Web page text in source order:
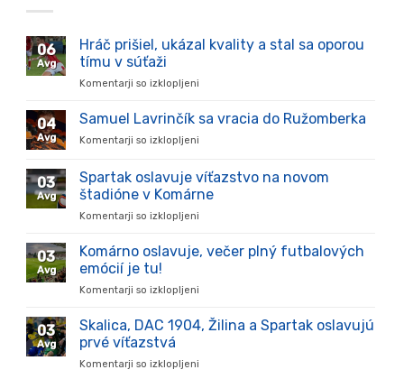
06
Avg
Hráč prišiel, ukázal kvality a stal sa oporou
tímu v súťaži
Komentarji so izklopljeni
prišiel,
stal
sa
súťaži
04
Avg
Samuel Lavrinčík sa vracia do Ružomberka
Komentarji so izklopljeni
Lavrinčík
vracia
03
Avg
Spartak oslavuje víťazstvo na novom
štadióne v Komárne
Komentarji so izklopljeni
oslavuje
v
03
Avg
Komárno oslavuje, večer plný futbalových
emócií je tu!
Komentarji so izklopljeni
oslavuje,
03
Avg
Skalica, DAC 1904, Žilina a Spartak oslavujú
prvé víťazstvá
Komentarji so izklopljeni